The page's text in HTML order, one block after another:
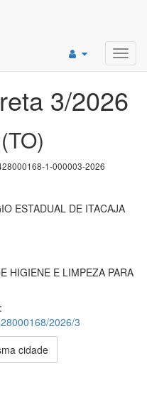
3/2026
1-000003-2026
ESTADUAL DE ITACAJA
HIGIENE E LIMPEZA PARA
2026/3
cidade